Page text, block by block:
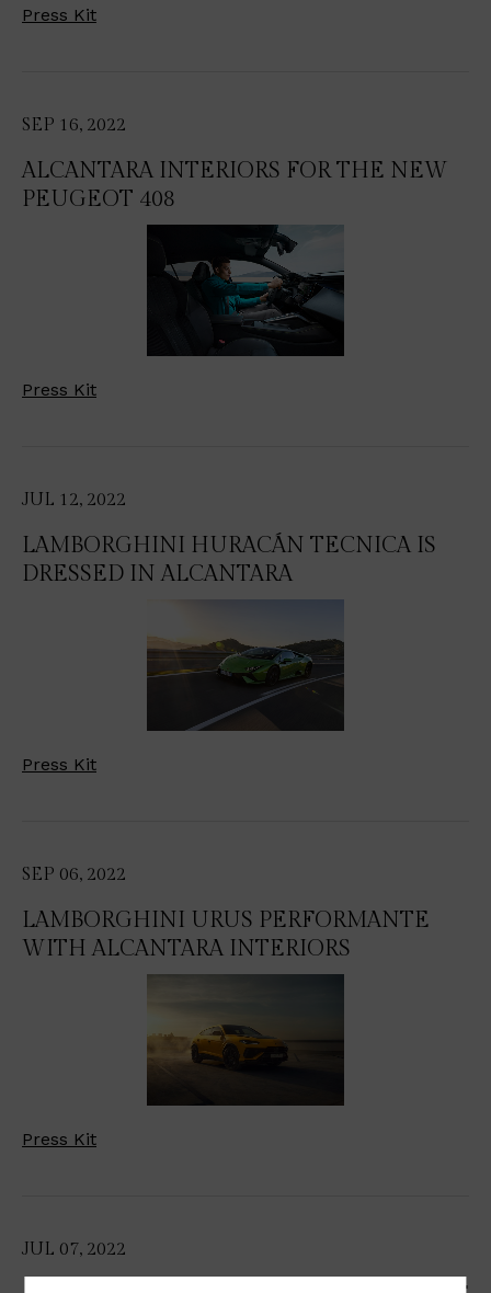
Press Kit
SEP 16, 2022
ALCANTARA INTERIORS FOR THE NEW
PEUGEOT 408
Press Kit
JUL 12, 2022
LAMBORGHINI HURACÁN TECNICA IS
DRESSED IN ALCANTARA
Press Kit
SEP 06, 2022
LAMBORGHINI URUS PERFORMANTE
WITH ALCANTARA INTERIORS
Press Kit
JUL 07, 2022